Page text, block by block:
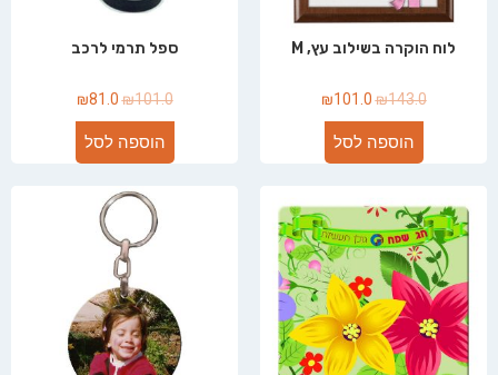
לוח הוקרה בשילוב עץ, M
₪143.0
₪101.0
הוספה לסל
ספל תרמי לרכב
₪101.0
₪81.0
הוספה לסל